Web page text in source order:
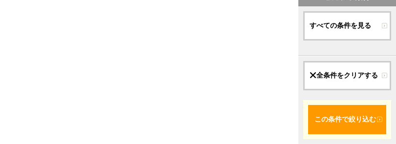
すべての条件を見る
全条件をクリアする
この条件で絞り込む